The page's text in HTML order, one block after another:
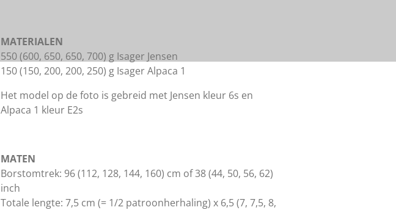
MATERIALEN
550 (600, 650, 650, 700) g Isager Jensen
150 (150, 200, 200, 250) g Isager Alpaca 1
Het model op de foto is gebreid met Jensen kleur 6s en
Alpaca 1 kleur E2s
MATEN
Borstomtrek: 96 (112, 128, 144, 160) cm of 38 (44, 50, 56, 62)
inch
Totale lengte: 7,5 cm (= 1/2 patroonherhaling) x 6,5 (7, 7,5, 8,